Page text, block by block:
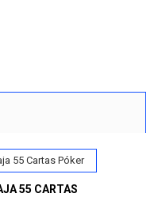
55 CARTAS